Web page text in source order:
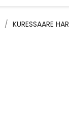
KURESSAARE